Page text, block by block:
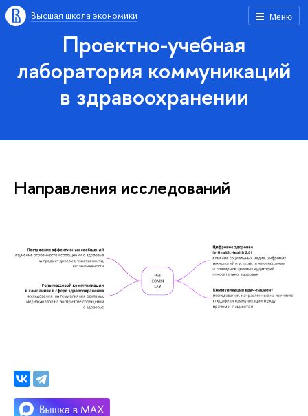
Меню
Высшая школа экономики
Проектно-учебная
лаборатория коммуникаций
в здравоохранении
Направления исследований